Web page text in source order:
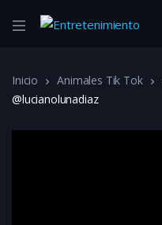
Inicio Animales Tik Tok
@lucianolunadiaz